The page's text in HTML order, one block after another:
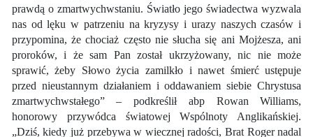
prawdą o zmartwychwstaniu. Światło jego świadectwa wyzwala
nas od lęku w patrzeniu na kryzysy i urazy naszych czasów i
przypomina, że chociaż często nie słucha się ani Mojżesza, ani
proroków, i że sam Pan został ukrzyżowany, nic nie może
sprawić, żeby Słowo życia zamilkło i nawet śmierć ustępuje
przed nieustannym działaniem i oddawaniem siebie Chrystusa
zmartwychwstałego” – podkreślił abp Rowan Williams,
honorowy przywódca światowej Wspólnoty Anglikańskiej.
„Dziś, kiedy już przebywa w wiecznej radości, Brat Roger nadal